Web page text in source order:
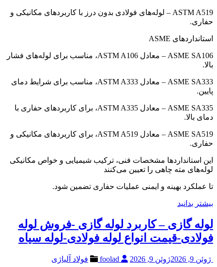
ASTM A519 – لوله‌های فولادی بدون درز با کاربردهای مکانیکی و
حفاری.
استانداردهای ASME
ASME SA106 – معادل ASTM A106، مناسب برای لوله‌های فشار
بالا.
ASME SA333 – معادل ASTM A333، مناسب برای شرایط دمای
پایین.
ASME SA335 – معادل ASTM A335، برای کاربردهای حفاری با
دمای بالا.
ASME SA519 – معادل ASTM A519، برای کاربردهای مکانیکی و
حفاری.
این استانداردها مشخصات فنی، ترکیب شیمیایی و خواص مکانیکی
لوله‌های مته چاهی را تعیین می‌کنند
تا عملکرد بهینه و ایمنی عملیات حفاری تضمین شود.
بیشتر بدانید
لوله گازی – کاربرد لوله گازی -فروش لوله
فولادی-قیمت انواع لوله فولادی-لوله سیاه
ژوئن 9, 2026 ژوئن 9, 2026 فولاد آلیاژی